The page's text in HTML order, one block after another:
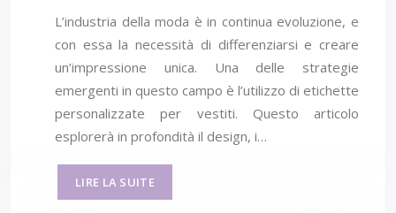
L’industria della moda è in continua evoluzione, e
con essa la necessità di differenziarsi e creare
un’impressione unica. Una delle strategie
emergenti in questo campo è l’utilizzo di etichette
personalizzate per vestiti. Questo articolo
esplorerà in profondità il design, i…
LIRE LA SUITE